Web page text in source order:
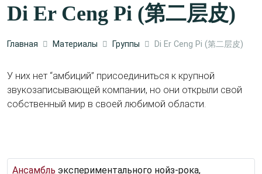
Di Er Ceng Pi (第二层皮)
Главная Материалы Группы Di Er Ceng Pi (第二层皮)
У них нет “амбиций” присоединиться к крупной
звукозаписывающей компании, но они открыли свой
собственный мир в своей любимой области.
Ансамбль экспериментального нойз-рока,